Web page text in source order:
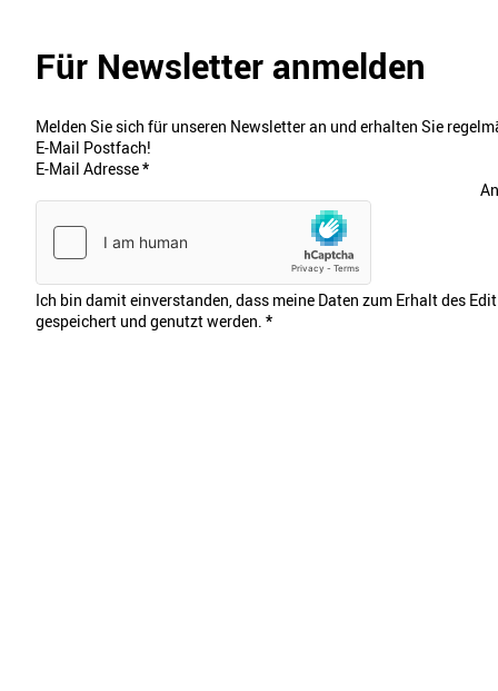
Für Newsletter anmelden
Melden Sie sich für unseren Newsletter an und erhalten Sie
E-Mail Postfach!
E-Mail Adresse*
Ich bin damit einverstanden, dass meine Daten zum Erhalt des
gespeichert und genutzt werden. *